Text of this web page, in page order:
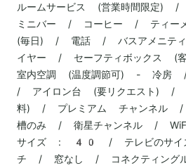
ルームサービス (営業時間限
ミニバー / コーヒー / ティー
(毎日) / 電話 / バスアメニテ
イヤー / セーフティボックス
室内空調 (温度調節可) - 冷
/ アイロン台 (要リクエスト) /
料) / プレミアム チャンネル
槽のみ / 衛星チャンネル /
サイズ : 40 / テレビのサイ
チ / 窓なし / コネクティング